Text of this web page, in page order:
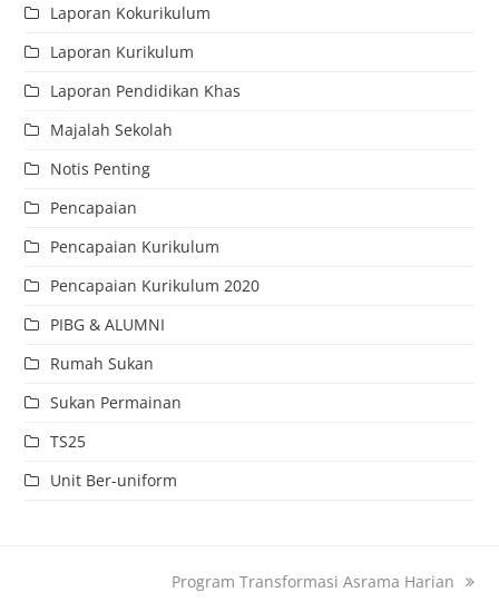
Laporan Kokurikulum
Laporan Kurikulum
Laporan Pendidikan Khas
Majalah Sekolah
Notis Penting
Pencapaian
Pencapaian Kurikulum
Pencapaian Kurikulum 2020
PIBG & ALUMNI
Rumah Sukan
Sukan Permainan
TS25
Unit Ber-uniform
Program Transformasi Asrama Harian